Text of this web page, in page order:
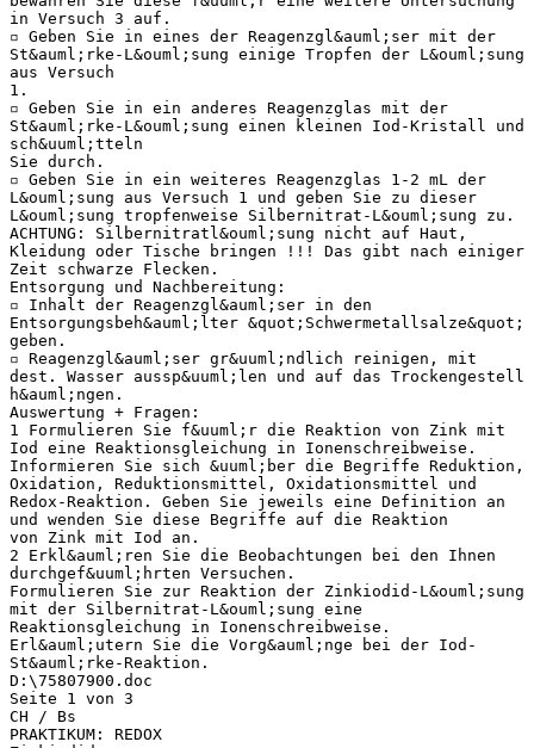
in Versuch 3 auf.
▫ Geben Sie in eines der Reagenzgl&auml;ser mit der
St&auml;rke-L&ouml;sung einige Tropfen der L&ouml;sung
aus Versuch
1.
▫ Geben Sie in ein anderes Reagenzglas mit der
St&auml;rke-L&ouml;sung einen kleinen Iod-Kristall und
sch&uuml;tteln
Sie durch.
▫ Geben Sie in ein weiteres Reagenzglas 1-2 mL der
L&ouml;sung aus Versuch 1 und geben Sie zu dieser
L&ouml;sung tropfenweise Silbernitrat-L&ouml;sung zu.
ACHTUNG: Silbernitratl&ouml;sung nicht auf Haut,
Kleidung oder Tische bringen !!! Das gibt nach einiger
Zeit schwarze Flecken.
Entsorgung und Nachbereitung:
▫ Inhalt der Reagenzgl&auml;ser in den
Entsorgungsbeh&auml;lter &quot;Schwermetallsalze&quot;
geben.
▫ Reagenzgl&auml;ser gr&uuml;ndlich reinigen, mit
dest. Wasser aussp&uuml;len und auf das Trockengestell
h&auml;ngen.
Auswertung + Fragen:
1 Formulieren Sie f&uuml;r die Reaktion von Zink mit
Iod eine Reaktionsgleichung in Ionenschreibweise.
Informieren Sie sich &uuml;ber die Begriffe Reduktion,
Oxidation, Reduktionsmittel, Oxidationsmittel und
Redox-Reaktion. Geben Sie jeweils eine Definition an
und wenden Sie diese Begriffe auf die Reaktion
von Zink mit Iod an.
2 Erkl&auml;ren Sie die Beobachtungen bei den Ihnen
durchgef&uuml;hrten Versuchen.
Formulieren Sie zur Reaktion der Zinkiodid-L&ouml;sung
mit der Silbernitrat-L&ouml;sung eine
Reaktionsgleichung in Ionenschreibweise.
Erl&auml;utern Sie die Vorg&auml;nge bei der Iod-
St&auml;rke-Reaktion.
D:\75807900.doc
Seite 1 von 3
CH / Bs
PRAKTIKUM: REDOX